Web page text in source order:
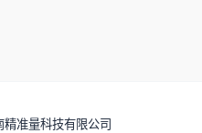
精准量科技有限公司